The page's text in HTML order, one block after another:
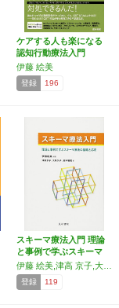
ケアする人も楽になる
認知行動療法入門
BO…
伊藤 絵美
登録 196
スキーマ療法入門 理論
と事例で学ぶスキーマ
療…
登録 119